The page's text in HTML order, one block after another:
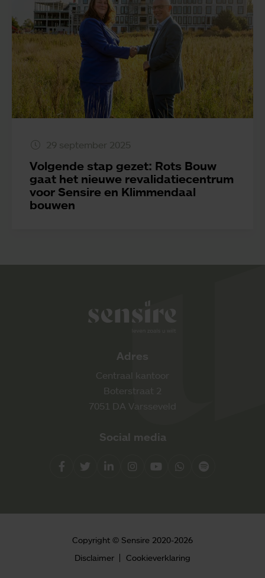
info@sensire.nl
29 september 2025
Volgende stap gezet: Rots Bouw
gaat het nieuwe revalidatiecentrum
voor Sensire en Klimmendaal
bouwen
Adres
Centraal kantoor
Boterstraat 2
7051 DA Varsseveld
Social media
FacebookTwitterLinkedInInstagram
YouTubeWhatsapp
Spotify
Copyright © Sensire 2020-2026
Disclaimer
Cookieverklaring